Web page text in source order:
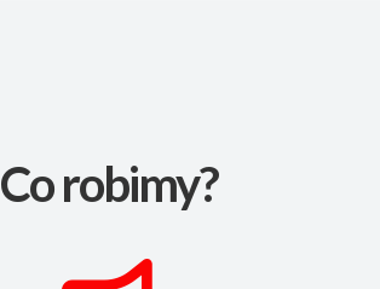
Co robimy?